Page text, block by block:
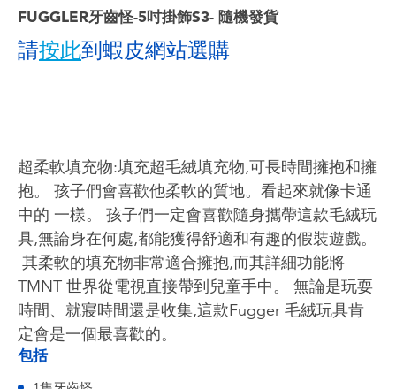
任天堂 Switch
生活雜貨
FUGGLER牙齒怪-5吋掛飾S3- 隨機發貨
請按此到蝦皮網站選購
超柔軟填充物:填充超毛絨填充物,可長時間擁抱和擁
抱。 孩子們會喜歡他柔軟的質地。看起來就像卡通
中的 一樣。 孩子們一定會喜歡隨身攜帶這款毛絨玩
具,無論身在何處,都能獲得舒適和有趣的假裝遊戲。
​ 其柔軟的填充物非常適合擁抱,而其詳細功能將
TMNT 世界從電視直接帶到兒童手中。 無論是玩耍
時間、就寢時間還是收集,這款Fugger 毛絨玩具肯
定會是一個最喜歡的。
包括